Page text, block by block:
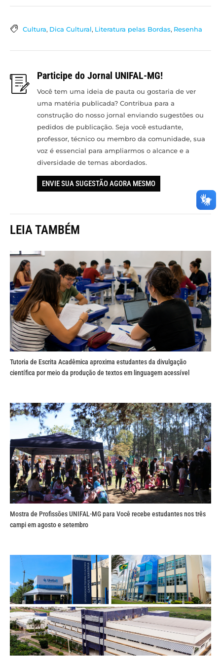
Cultura, Dica Cultural, Literatura pelas Bordas, Resenha
Participe do Jornal UNIFAL-MG!
Você tem uma ideia de pauta ou gostaria de ver
uma matéria publicada? Contribua para a
construção do nosso jornal enviando sugestões ou
pedidos de publicação. Seja você estudante,
professor, técnico ou membro da comunidade, sua
voz é essencial para ampliarmos o alcance e a
diversidade de temas abordados.
ENVIE SUA SUGESTÃO AGORA MESMO
LEIA TAMBÉM
Tutoria de Escrita Acadêmica aproxima estudantes da divulgação
científica por meio da produção de textos em linguagem acessível
Mostra de Profissões UNIFAL-MG para Você recebe estudantes nos três
campi em agosto e setembro